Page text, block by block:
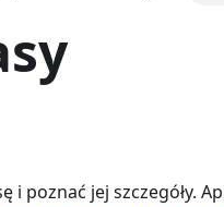
poznać jej szczegóły.